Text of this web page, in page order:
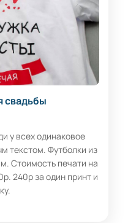
свадьбы
у всех одинаковое
текстом. Футболки из
Стоимость печати на
240р за один принт и